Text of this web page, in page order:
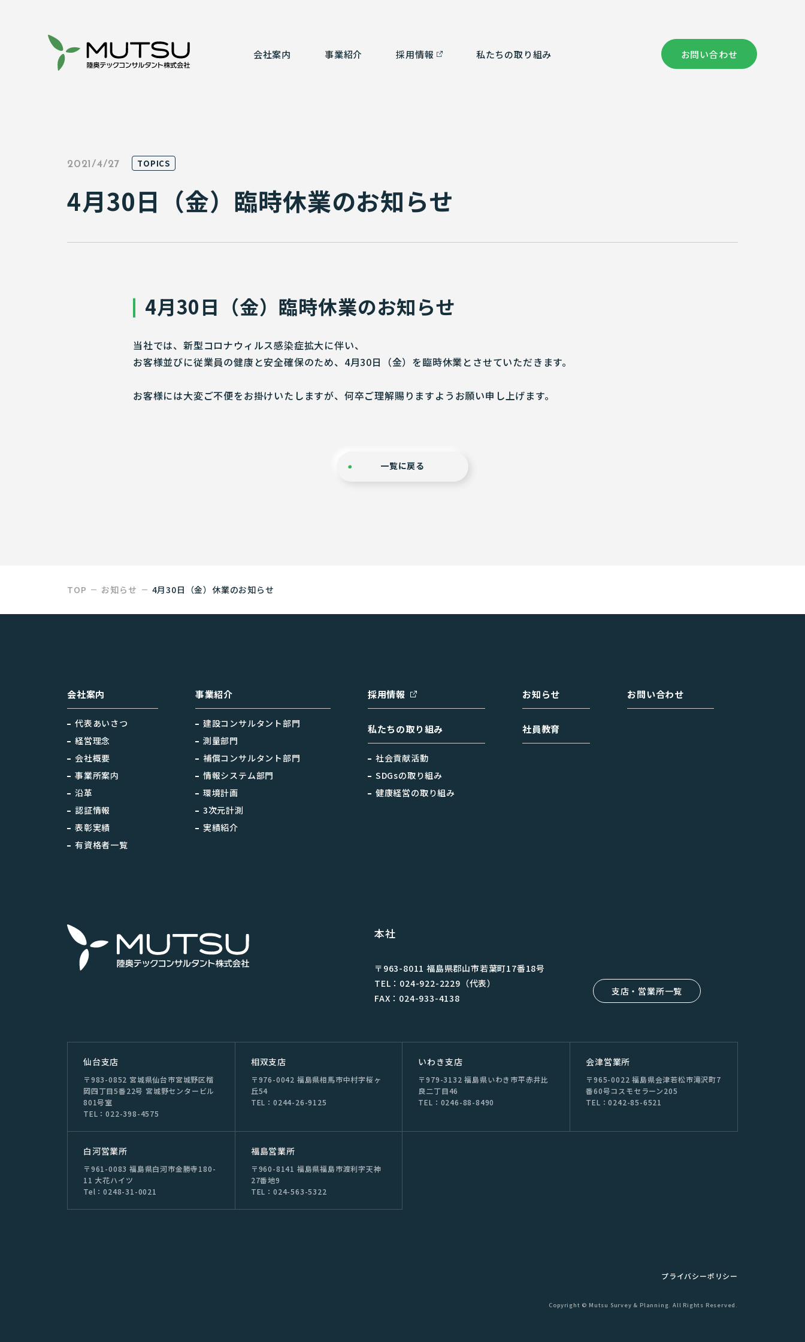
会社案内 事業紹介 採⽤情報 私たちの取り組み お問い合わせ
2021/4/27 TOPICS
4月30日（金）臨時休業のお知らせ
4月30日（金）臨時休業のお知らせ
当社では、新型コロナウィルス感染症拡大に伴い、
お客様並びに従業員の健康と安全確保のため、4月30日（金）を臨時休業とさせていただきます。
お客様には大変ご不便をお掛けいたしますが、何卒ご理解賜りますようお願い申し上げます。
一覧に戻る
TOP お知らせ 4月30日（金）休業のお知らせ
会社案内
代表あいさつ
経営理念
会社概要
事業所案内
沿革
認証情報
表彰実績
有資格者一覧
事業紹介
建設コンサルタント部門
測量部門
補償コンサルタント部門
情報システム部門
環境計画
3次元計測
実績紹介
採用情報
私たちの取り組み
社会貢献活動
SDGsの取り組み
健康経営の取り組み
お知らせ
社員教育
お問い合わせ
本社
〒963-8011 福島県郡⼭市若葉町17番18号
TEL：024-922-2229（代表）
FAX：024-933-4138
支店・営業所一覧
仙台⽀店
〒983-0852 宮城県仙台市宮城野区榴
岡四丁目5番22号 宮城野センタービル
801号室
TEL：022-398-4575
相双⽀店
〒976-0042 福島県相⾺市中村字桜ヶ
丘54
TEL：0244-26-9125
いわき支店
〒979-3132 福島県いわき市平⾚井⽐
良⼆丁⽬46
TEL：0246-88-8490
会津営業所
〒965-0022 福島県会津若松市滝沢町7
番60号コスモセラーン205
TEL：0242-85-6521
⽩河営業所
〒961-0083 福島県白河市金勝寺180-
11 大花ハイツ
Tel：0248-31-0021
福島営業所
〒960-8141 福島県福島市渡利字天神
27番地9
TEL：024-563-5322
プライバシーポリシー
Copyright © Mutsu Survey & Planning. All Rights Reserved.